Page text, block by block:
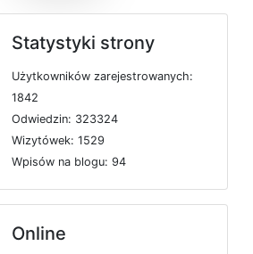
Statystyki strony
Użytkowników zarejestrowanych:
1842
Odwiedzin: 323324
Wizytówek: 1529
Wpisów na blogu: 94
Online